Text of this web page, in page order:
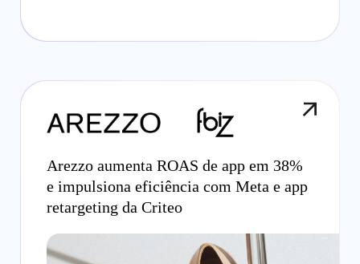
Arezzo aumenta ROAS de app em 38%
e impulsiona eficiência com Meta e app
retargeting da Criteo